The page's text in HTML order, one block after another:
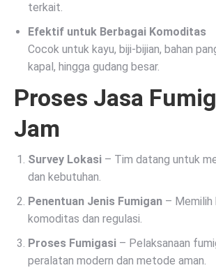
terkait.
Efektif untuk Berbagai Komoditas
Cocok untuk kayu, biji-bijian, bahan
kapal, hingga gudang besar.
Proses Jasa
Jam
Survey Lokasi – Tim datang untuk
dan kebutuhan.
Penentuan Jenis Fumigan – Memilih
komoditas dan regulasi.
Proses Fumigasi – Pelaksanaan
peralatan modern dan metode aman.